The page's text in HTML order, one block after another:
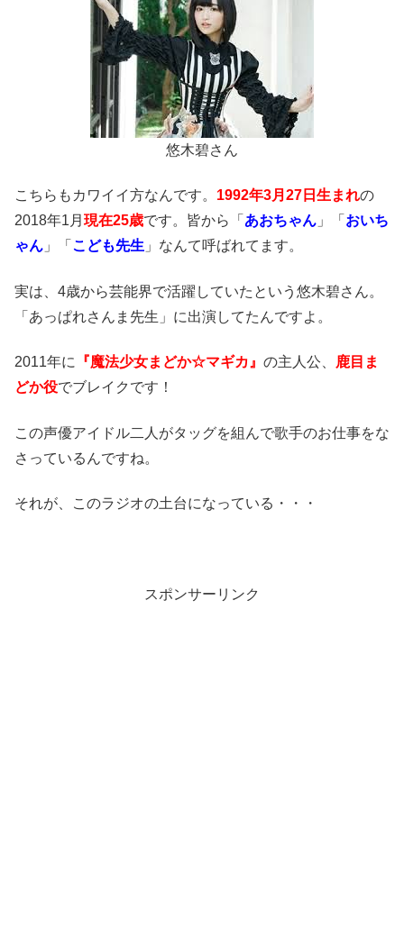
悠木碧さん
こちらもカワイイ方なんです。 1992年3月27日生まれの
2018年1月 現在25歳です。皆から「 あおちゃん 」「 おいち
ゃん 」「 こども先生 」なんて呼ばれてます。
実は、4歳から芸能界で活躍していたという悠木碧さん。
「あっぱれさんま先生」に出演してたんですよ。
2011年に 『魔法少女まどか☆マギカ』 の主人公、
鹿目ま
どか役でブレイクです！
この声優アイドル二人がタッグを組んで歌手のお仕事をな
さっているんですね。
それが、このラジオの土台になっている・・・
スポンサーリンク